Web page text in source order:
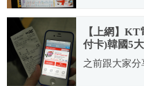
2011.11.04
【上網】
付卡)韓國5
元)89元台
之前跟大家分